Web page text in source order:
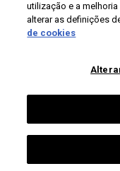
utilização e a
alterar as definições
de cookies